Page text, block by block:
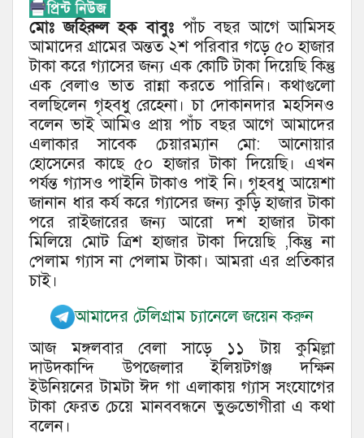
মোঃ জহিরুল হক বাবুঃ পাঁচ বছর আগে আমিসহ
আমাদের গ্রামের অন্তত ২শ পরিবার গড়ে ৫০ হাজার
টাকা করে গ্যাসের জন্য এক কোটি টাকা দিয়েছি কিন্তু
এক বেলাও ভাত রান্না করতে পারিনি। কথাগুলো
বলছিলেন গৃহবধু রেহেনা। চা দোকানদার মহসিনও
বলেন ভাই আমিও প্রায় পাঁচ বছর আগে আমাদের
এলাকার সাবেক চেয়ারম্যান মো: আনোয়ার
হোসেনের কাছে ৫০ হাজার টাকা দিয়েছি। এখন
পর্যন্ত গ্যাসও পাইনি টাকাও পাই নি। গৃহবধু আয়েশা
জানান ধার কর্য করে গ্যাসের জন্য কুড়ি হাজার টাকা
পরে রাইজারের জন্য আরো দশ হাজার টাকা
মিলিয়ে মোট ত্রিশ হাজার টাকা দিয়েছি ,কিন্তু না
পেলাম গ্যাস না পেলাম টাকা। আমরা এর প্রতিকার
চাই।
আমাদের টেলিগ্রাম চ্যানেলে জয়েন করুন
আজ মঙ্গলবার বেলা সাড়ে ১১ টায় কুমিল্লা
দাউদকান্দি উপজেলার ইলিয়টগঞ্জ দক্ষিন
ইউনিয়নের টামটা ঈদ গা এলাকায় গ্যাস সংযোগের
টাকা ফেরত চেয়ে মানববন্ধনে ভুক্তভোগীরা এ কথা
বলেন।